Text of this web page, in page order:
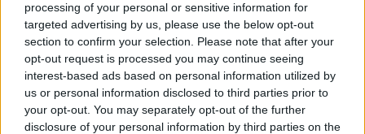
processing of your personal or sensitive information for
targeted advertising by us, please use the below opt-out
section to confirm your selection. Please note that after your
opt-out request is processed you may continue seeing
interest-based ads based on personal information utilized by
us or personal information disclosed to third parties prior to
your opt-out. You may separately opt-out of the further
disclosure of your personal information by third parties on the
Startseite Foren Archiv Archiv Rest Seilziehen XXII
Mitglieder, denen der Beitrag #1411
gefällt
Liebe(r) Forum-Leser/in,